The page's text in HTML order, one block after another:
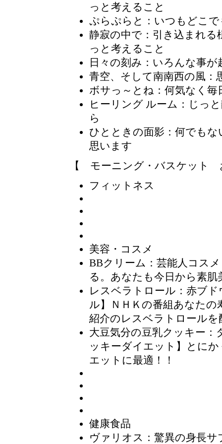
っと考えること
ぷらぷらと ：いつもどこ
静寂の中で ：引き込まれ
っと考えること
日々の刻み ：いろんな事
青空、そして南南西の風
ボサっ～とね ：何気なく
ヒーリング ルーム ：じっ
ら
ひとときの面影 ：何でも
思います
【 モーニング・バスケット
フィットネス
美容・コスメ
BBクリーム：芸能人コスメ
る。あなたも今日から素肌
レスベラトロール：赤ブ
ル】ＮＨＫの番組あなたの
紹介のレスベラトロール
大豆気分の豆乳クッキー：
ッキーダイエット】とに
エットに最適！！
健康食品
ヴァリオス ：驚異の身長